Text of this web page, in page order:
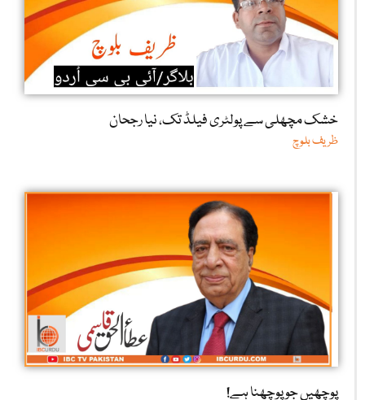
نیپال سیکولر ریاست ہندوتوا کے نرغے میں
محمد محسن خان راجپوت
خشک مچھلی سے پولٹری فیلڈ تک، نیا رجحان
ظریف بلوچ